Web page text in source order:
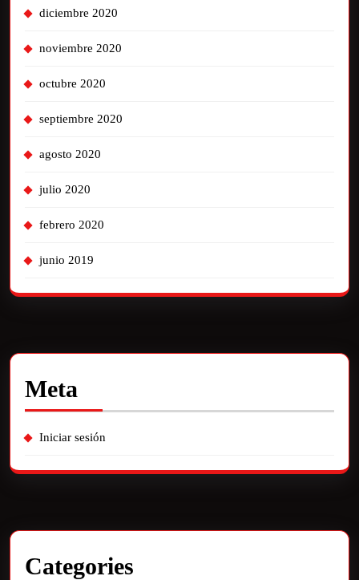
diciembre 2020
noviembre 2020
octubre 2020
septiembre 2020
agosto 2020
julio 2020
febrero 2020
junio 2019
Meta
Iniciar sesión
Categories